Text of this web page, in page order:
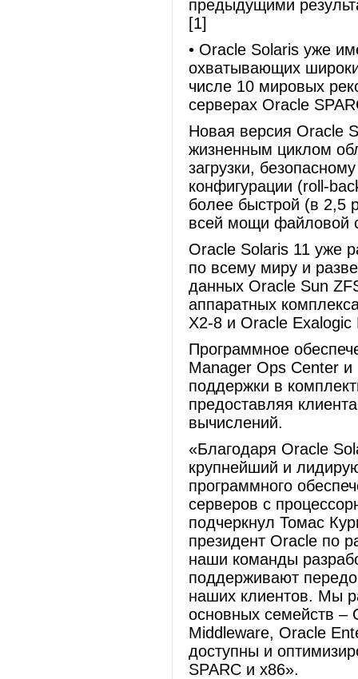
предыдущими
[1]
• Oracle Solaris уже
охватывающих
числе 10 мировых
серверах Oracle
Новая версия Oracle
жизненным циклом
загрузки,
конфигурации (roll-
более быстрой (в 2,5
всей мощи файловой
Oracle Solaris 11 уже
по всему миру и
данных Oracle Sun
аппаратных
X2-8 и Oracle Exalogic
Программное
Manager Ops Center и
поддержки в
предоставляя
вычислений.
«Благодаря Oracle
крупнейший и
программного
серверов с
подчеркнул Томас
президент Oracle по
наши команды
поддерживают
наших клиентов. Мы
основных семейств –
Middleware, Oracle
доступны и
SPARC и x86».